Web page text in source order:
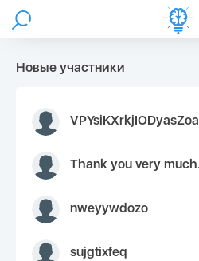
Новые участники
VPYsiKXrkjIODyasZoa
Thank you very much for your inquiry We appreciate you 9126052 https://youtube.com faceapple !
nweyywdozo
sujgtixfeq